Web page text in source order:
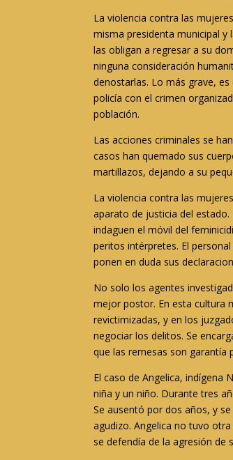
La violencia contra las
misma presidenta municipal y
las obligan a regresar a su
ninguna consideración
denostarlas. Lo más grave,
policía con el crimen
población.
Las acciones criminales se
casos han quemado sus
martillazos, dejando a su
La violencia contra las
aparato de justicia del
indaguen el móvil del
peritos intérpretes. El
ponen en duda sus
No solo los agentes
mejor postor. En esta cultura
revictimizadas, y en los
negociar los delitos. Se
que las remesas son
El caso de Angelica, indígena
niña y un niño. Durante tres
Se ausentó por dos años, y
agudizo. Angelica no tuvo
se defendía de la agresión de